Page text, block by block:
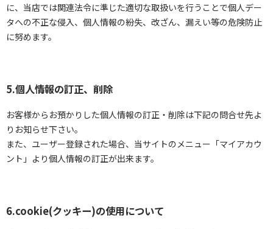
に、当店では関連法令に準じた適切な取扱いを行うことで個人デー
タへの不正な侵入、個人情報の紛失、改ざん、漏えい等の危険防止
に努めます。
5.個人情報の訂正、削除
お客様からお預かりした個人情報の訂正・削除は下記の問合せ先よ
りお知らせ下さい。
また、ユーザー登録された場合、当サイトのメニュー「マイアカウ
ント」より個人情報の訂正が出来ます。
6.cookie(クッキー)の使用について